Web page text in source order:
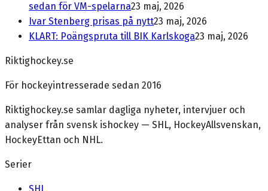
sedan för VM-spelarna23 maj, 2026
Ivar Stenberg prisas på nytt23 maj, 2026
KLART: Poängspruta till BIK Karlskoga23 maj, 2026
Riktighockey.se
För hockeyintresserade sedan 2016
Riktighockey.se samlar dagliga nyheter, intervjuer och
analyser från svensk ishockey — SHL, HockeyAllsvenskan,
HockeyEttan och NHL.
Serier